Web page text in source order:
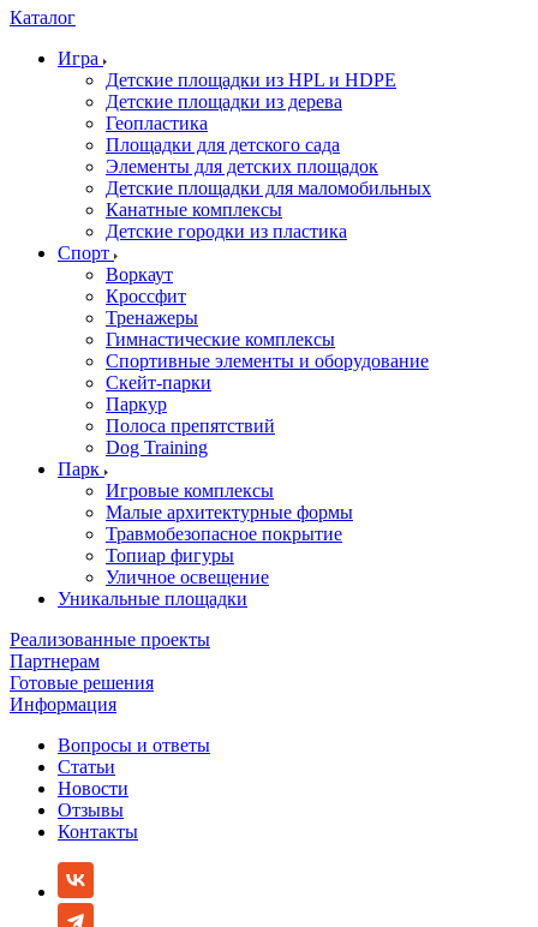
Каталог
Игра
Детские площадки из HPL и HDPE
Детские площадки из дерева
Геопластика
Площадки для детского сада
Элементы для детских площадок
Детские площадки для маломобильных
Канатные комплексы
Детские городки из пластика
Спорт
Воркаут
Кроссфит
Тренажеры
Гимнастические комплексы
Спортивные элементы и оборудование
Скейт-парки
Паркур
Полоса препятствий
Dog Training
Парк
Игровые комплексы
Малые архитектурные формы
Травмобезопасное покрытие
Топиар фигуры
Уличное освещение
Уникальные площадки
Реализованные проекты
Партнерам
Готовые решения
Информация
Вопросы и ответы
Статьи
Новости
Отзывы
Контакты